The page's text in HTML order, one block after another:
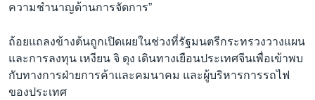
ความชำนาญด้านการจัดการ”
ถ้อยแถลงข้างต้นถูกเปิดเผยในช่วงที่รัฐมนตรีกระทรวงวางแผน
และการลงทุน เหงียน จิ ดุง เดินทางเยือนประเทศจีนเพื่อเข้าพบ
กับทางการฝ่ายการค้าและคมนาคม และผู้บริหารการรถไฟ
ของประเทศ